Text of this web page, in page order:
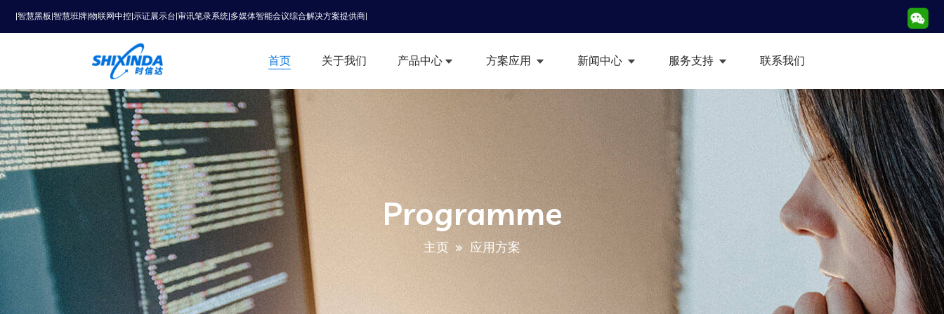
|智慧黑板|智慧班牌|物联网中控|示证展示台|审讯笔录系统|多媒体智能会议综合解决方案提供商|
首页 关于我们 产品中心 方案应用 新闻中心 服务支持 联系我们
Programme
主页 应用方案